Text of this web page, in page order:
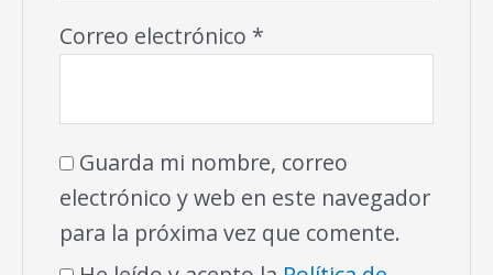
Correo electrónico *
Guarda mi nombre, correo
electrónico y web en este navegador
para la próxima vez que comente.